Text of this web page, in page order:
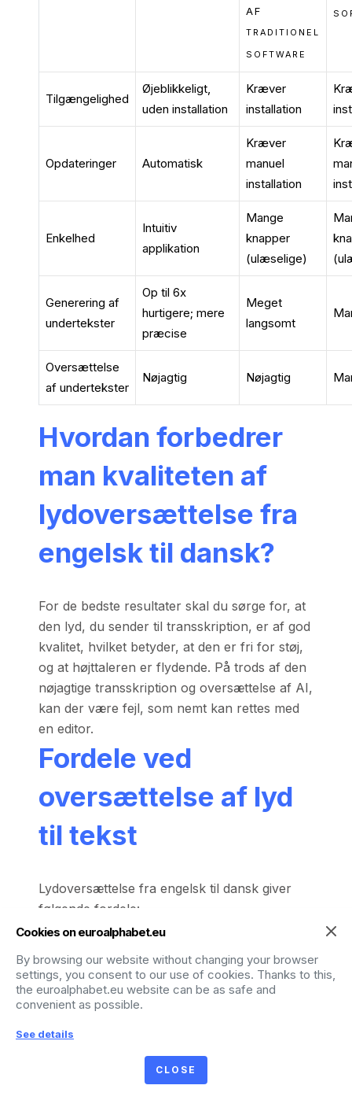
AF
TRADITIONEL
SOFTWARE
Tilgængelighed
Øjeblikkeligt,
uden installation
Kræver
installation
Opdateringer Automatisk
Kræver
manuel
installation
Enkelhed
Intuitiv
applikation
Mange
knapper
(ulæselige)
Generering af
undertekster
Op til 6x
hurtigere; mere
præcise
Meget
langsomt
Oversættelse
af undertekster
Nøjagtig Nøjagtig
Hvordan forbedrer
man kvaliteten af
lydoversættelse fra
engelsk til dansk?
For de bedste resultater skal du sørge for, at
den lyd, du sender til transskription, er af god
kvalitet, hvilket betyder, at den er fri for støj,
og at højttaleren er flydende. På trods af den
nøjagtige transskription og oversættelse af AI,
kan der være fejl, som nemt kan rettes med
en editor.
Fordele ved
oversættelse af lyd
til tekst
Lydoversættelse fra engelsk til dansk giver
følgende fordele:
I erhvervslivet
Lydoversættelse fra engelsk til dansk giver dig
mulighed for hurtigt og effektivt at forberede
en oversættelse af indhold – især for
Instagram) – når du f.eks. vil citere noget.
Cookies on euroalphabet.eu
By browsing our website without changing your browser
settings, you consent to our use of cookies. Thanks to this,
the euroalphabet.eu website can be as safe and
convenient as possible.
See details
CLOSE